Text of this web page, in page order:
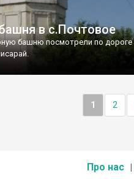
в с.Почтовое
башню посмотрели по дороге
1 2
Про нас